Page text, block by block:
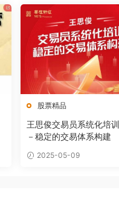
股票精品
王思俊交易员系统化培
－稳定的交易体系构建
2025-05-09